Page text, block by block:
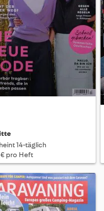
14-täglich
pro Heft